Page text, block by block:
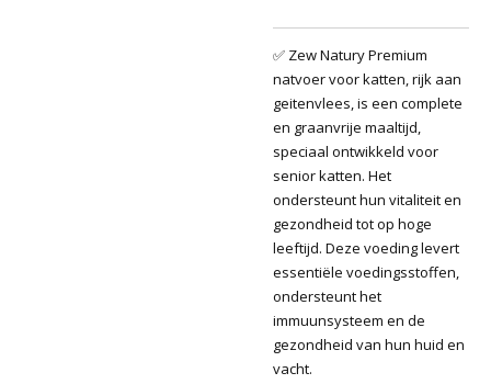
✅ Zew Natury Premium
natvoer voor katten, rijk aan
geitenvlees, is een complete
en graanvrije maaltijd,
speciaal ontwikkeld voor
senior katten. Het
ondersteunt hun vitaliteit en
gezondheid tot op hoge
leeftijd. Deze voeding levert
essentiële voedingsstoffen,
ondersteunt het
immuunsysteem en de
gezondheid van hun huid en
vacht.